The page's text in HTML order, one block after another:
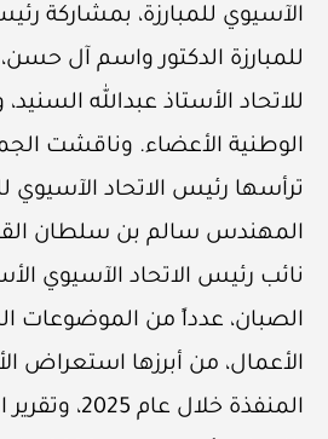
الآسيوي للمبارزة، بمشاركة
للمبارزة الدكتور واسم آل
للاتحاد الأستاذ عبدالله
الوطنية الأعضاء. وناقشت
ترأسها رئيس الاتحاد الآسيوي
المهندس سالم بن سلطان
نائب رئيس الاتحاد الآسيوي
الصبان، عدداً من الموضوعات
الأعمال، من أبرزها استعراض
المنفذة خلال